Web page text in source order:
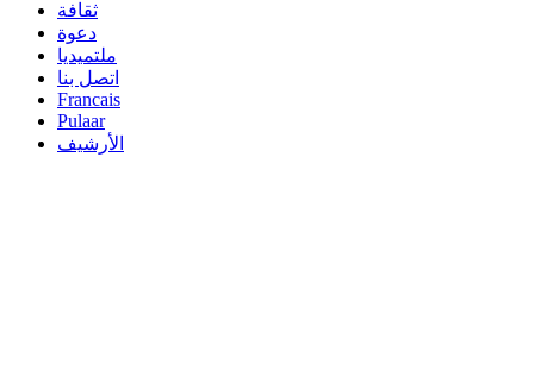
ثقافة
دعوة
ملتميديا
اتصل بنا
Francais
Pulaar
الأرشيف